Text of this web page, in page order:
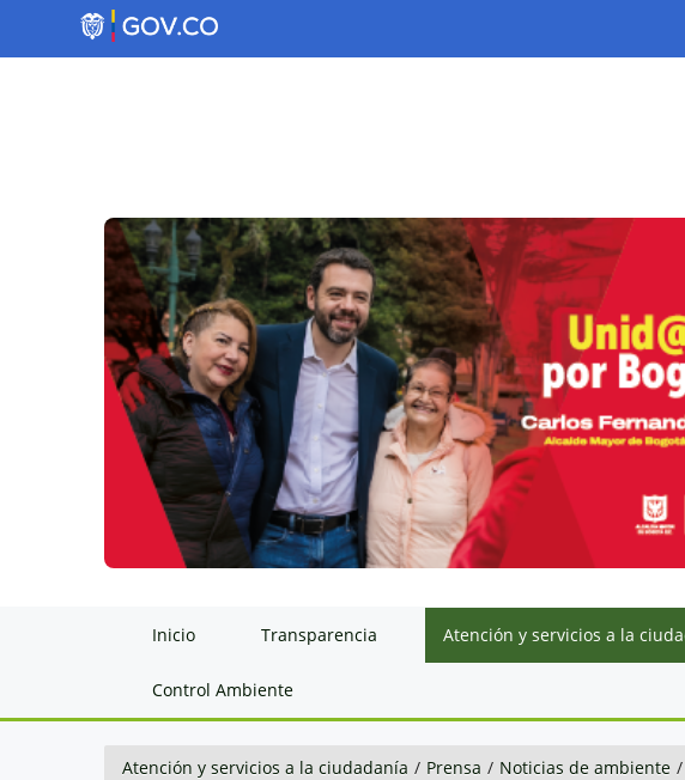
Inicio Transparencia Atención y servicios a la
Control Ambiente
Atención y servicios a la ciudadanía / Prensa / Noticias de ambiente /